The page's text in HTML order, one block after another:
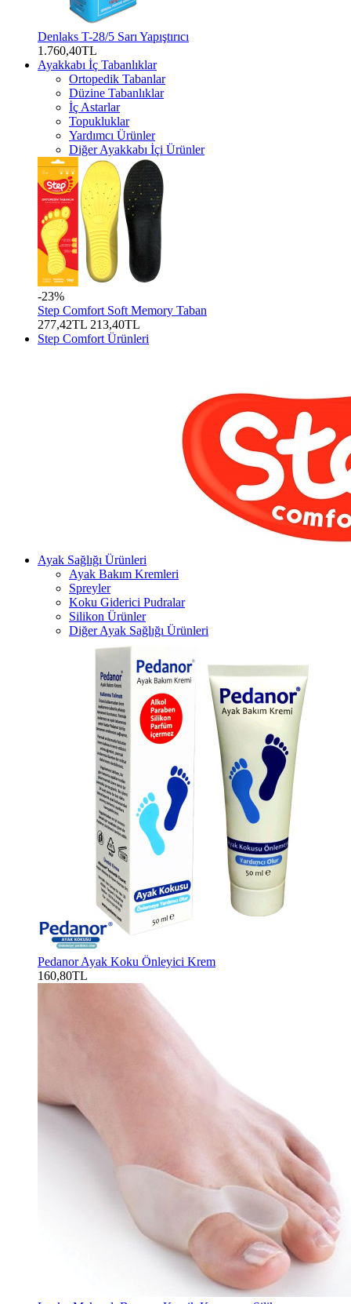
Denlaks T-28/5 Sarı Yapıştırıcı
1.760,40TL
Ayakkabı İç Tabanlıklar
Ortopedik Tabanlar
Düzine Tabanlıklar
İç Astarlar
Topukluklar
Yardımcı Ürünler
Diğer Ayakkabı İçi Ürünler
-23%
Step Comfort Soft Memory Taban
277,42TL 213,40TL
Step Comfort Ürünleri
Ayak Sağlığı Ürünleri
Ayak Bakım Kremleri
Spreyler
Koku Giderici Pudralar
Silikon Ürünler
Diğer Ayak Sağlığı Ürünleri
Pedanor Ayak Koku Önleyici Krem
160,80TL